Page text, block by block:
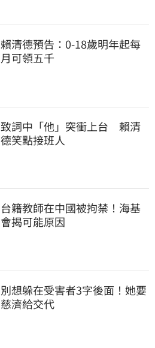
賴清德預告：0-18歲明年起每
月可領五千
致詞中「他」突衝上台　賴清
德笑點接班人
台籍教師在中國被拘禁！海基
會揭可能原因
別想躲在受害者3字後面！她要
慈濟給交代